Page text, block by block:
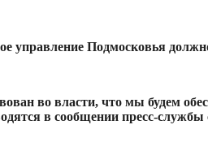
управление Подмосковья
во власти, что мы будем
в сообщении пресс-